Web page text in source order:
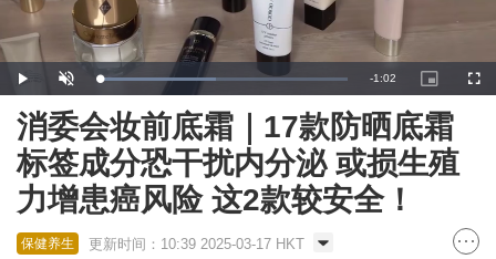
Play Unmute Loaded:
46.85%
Remaining
Time
-1:02
Picture-
in-
消委会妆前底霜｜17款防晒底霜
标签成分恐干扰内分泌 或损生殖
力增患癌风险 这2款较安全！
保健养生 更新时间：10:39 2025-03-17 HKT